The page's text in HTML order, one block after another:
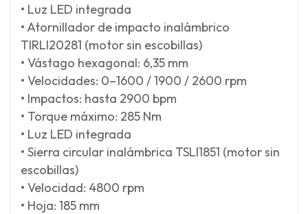
• Luz LED integrada
• Atornillador de impacto inalámbrico
TIRLI20281 (motor sin escobillas)
• Vástago hexagonal: 6,35 mm
• Velocidades: 0–1600 / 1900 / 2600 rpm
• Impactos: hasta 2900 bpm
• Torque máximo: 285 Nm
• Luz LED integrada
• Sierra circular inalámbrica TSLI1851 (motor sin
escobillas)
• Velocidad: 4800 rpm
• Hoja: 185 mm